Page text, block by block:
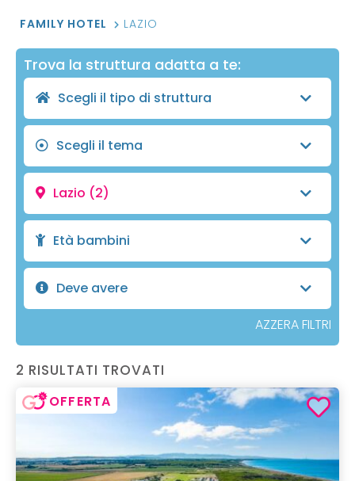
FAMILY HOTEL LAZIO
Trova la struttura adatta a te:
Scegli il tipo di struttura
Scegli il tema
Lazio (2)
Età bambini
Deve avere
AZZERA FILTRI
2 RISULTATI TROVATI
OFFERTA